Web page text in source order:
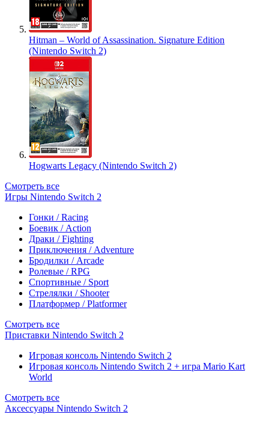
Hitman – World of Assassination. Signature Edition
(Nintendo Switch 2)
Hogwarts Legacy (Nintendo Switch 2)
Смотреть все
Игры Nintendo Switch 2
Гонки / Racing
Боевик / Action
Драки / Fighting
Приключения / Adventure
Бродилки / Arcade
Ролевые / RPG
Спортивные / Sport
Стрелялки / Shooter
Платформер / Platformer
Смотреть все
Приставки Nintendo Switch 2
Игровая консоль Nintendo Switch 2
Игровая консоль Nintendo Switch 2 + игра Mario Kart
World
Смотреть все
Аксессуары Nintendo Switch 2